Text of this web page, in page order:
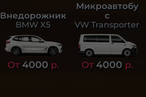
Внедорожник
BMW X5
От 4000 р.
Микроавтобу
с
VW Transporter
От 4000 р.